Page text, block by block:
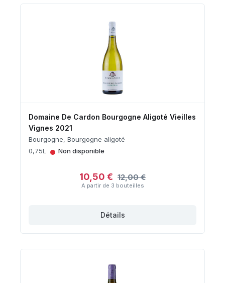
Domaine De Cardon Bourgogne Aligoté Vieilles
Vignes 2021
Bourgogne, Bourgogne aligoté
0,75L
• Non disponible
10,50 € 12,00 €
A partir de 3 bouteilles
Détails